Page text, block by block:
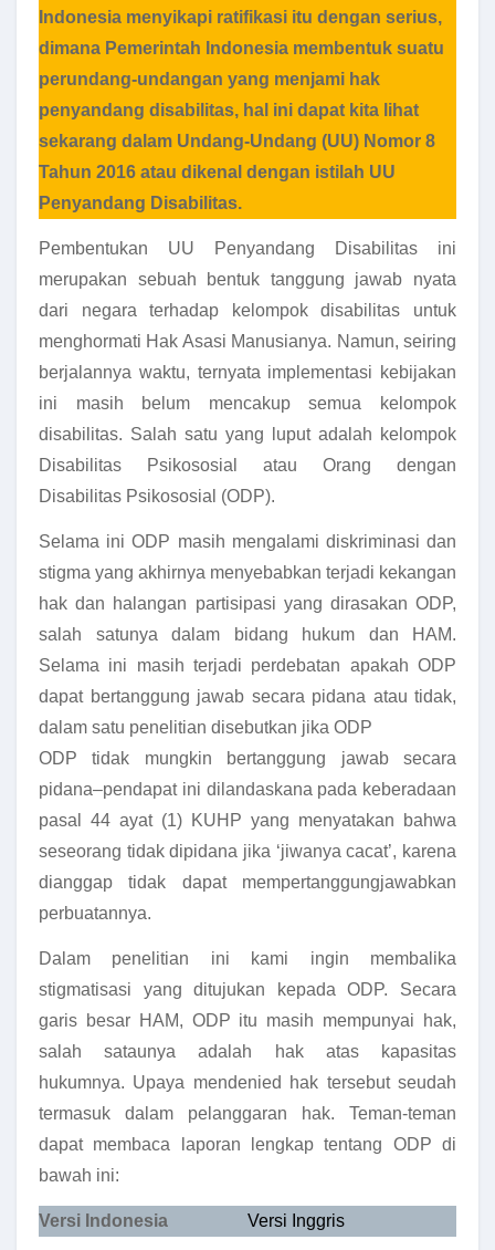
Indonesia menyikapi ratifikasi itu dengan serius,
dimana Pemerintah Indonesia membentuk suatu
perundang-undangan yang menjami hak
penyandang disabilitas, hal ini dapat kita lihat
sekarang dalam Undang-Undang (UU) Nomor 8
Tahun 2016 atau dikenal dengan istilah UU
Penyandang Disabilitas.
Pembentukan UU Penyandang Disabilitas ini
merupakan sebuah bentuk tanggung jawab nyata
dari negara terhadap kelompok disabilitas untuk
menghormati Hak Asasi Manusianya. Namun, seiring
berjalannya waktu, ternyata implementasi kebijakan
ini masih belum mencakup semua kelompok
disabilitas. Salah satu yang luput adalah kelompok
Disabilitas Psikososial atau Orang dengan
Disabilitas Psikososial (ODP).
Selama ini ODP masih mengalami diskriminasi dan
stigma yang akhirnya menyebabkan terjadi kekangan
hak dan halangan partisipasi yang dirasakan ODP,
salah satunya dalam bidang hukum dan HAM.
Selama ini masih terjadi perdebatan apakah ODP
dapat bertanggung jawab secara pidana atau tidak,
dalam satu penelitian disebutkan jika ODP
ODP tidak mungkin bertanggung jawab secara
pidana–pendapat ini dilandaskana pada keberadaan
pasal 44 ayat (1) KUHP yang menyatakan bahwa
seseorang tidak dipidana jika ‘jiwanya cacat’, karena
dianggap tidak dapat mempertanggungjawabkan
perbuatannya.
Dalam penelitian ini kami ingin membalika
stigmatisasi yang ditujukan kepada ODP. Secara
garis besar HAM, ODP itu masih mempunyai hak,
salah sataunya adalah hak atas kapasitas
hukumnya. Upaya mendenied hak tersebut seudah
termasuk dalam pelanggaran hak. Teman-teman
dapat membaca laporan lengkap tentang ODP di
bawah ini:
Versi Indonesia Versi Inggris